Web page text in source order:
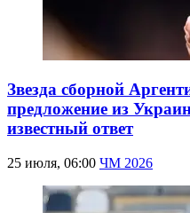
Звезда сборной
предложение из
известный ответ
25 июля, 06:00 ЧМ 2026